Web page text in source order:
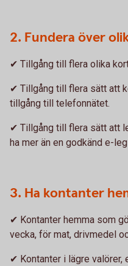
2. Fundera över
✔ Tillgång till flera olika
✔ Tillgång till flera sätt att
tillgång till telefonnätet.
✔ Tillgång till flera sätt att
ha mer än en godkänd e-
3. Ha kontanter
✔ Kontanter hemma som
vecka, för mat, drivmedel
✔ Kontanter i lägre valörer,